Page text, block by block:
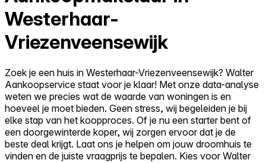
Westerhaar-
Vriezenveensewijk
Zoek je een huis in Westerhaar-Vriezenveensewijk? Walter
Aankoopservice staat voor je klaar! Met onze data-analyse
weten we precies wat de waarde van woningen is en
hoeveel je moet bieden. Geen stress, wij begeleiden je bij
elke stap van het koopproces. Of je nu een starter bent of
een doorgewinterde koper, wij zorgen ervoor dat je de
beste deal krijgt. Laat ons je helpen om jouw droomhuis te
vinden en de juiste vraagprijs te bepalen. Kies voor Walter